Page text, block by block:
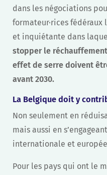
dans les négociations
formateur·rices
et inquiétante dans
stopper le
effet de serre doivent
avant 2030.
La Belgique doit y
Non seulement en
mais aussi en
internationale et
Pour les pays qui ont le